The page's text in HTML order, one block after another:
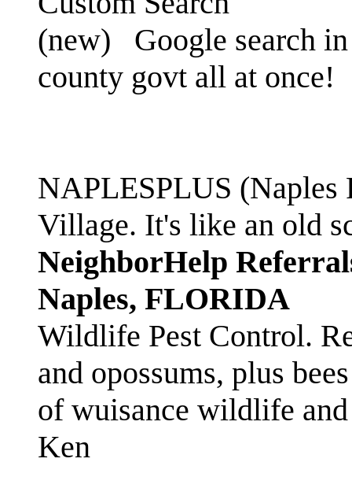
(new)
Google search
county govt all at once!
NAPLESPLUS
Village. It's like an old
NeighborHelp
Naples, FLORIDA
Wildlife Pest Control.
and opossums, plus
of wuisance wildlife
Ken